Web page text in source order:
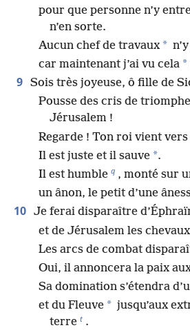
pour que personne n’y
n’en sorte.
Aucun chef de travaux *
car maintenant j’ai vu cela *
9 Sois très joyeuse, ô fille de
Pousse des cris de
Jérusalem !
Regarde ! Ton roi vient
Il est juste et il sauve *.
Il est humble q , monté sur
un ânon, le petit d’une
10 Je ferai disparaître
et de Jérusalem les
Les arcs de combat
Oui, il annoncera la paix
Sa domination s’étendra
et du Fleuve * jusqu’aux
terre t .